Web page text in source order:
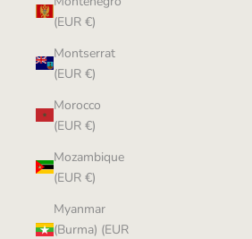
(EUR €)
Montserrat
(EUR €)
Morocco
(EUR €)
Mozambique
(EUR €)
Myanmar
(Burma) (EUR